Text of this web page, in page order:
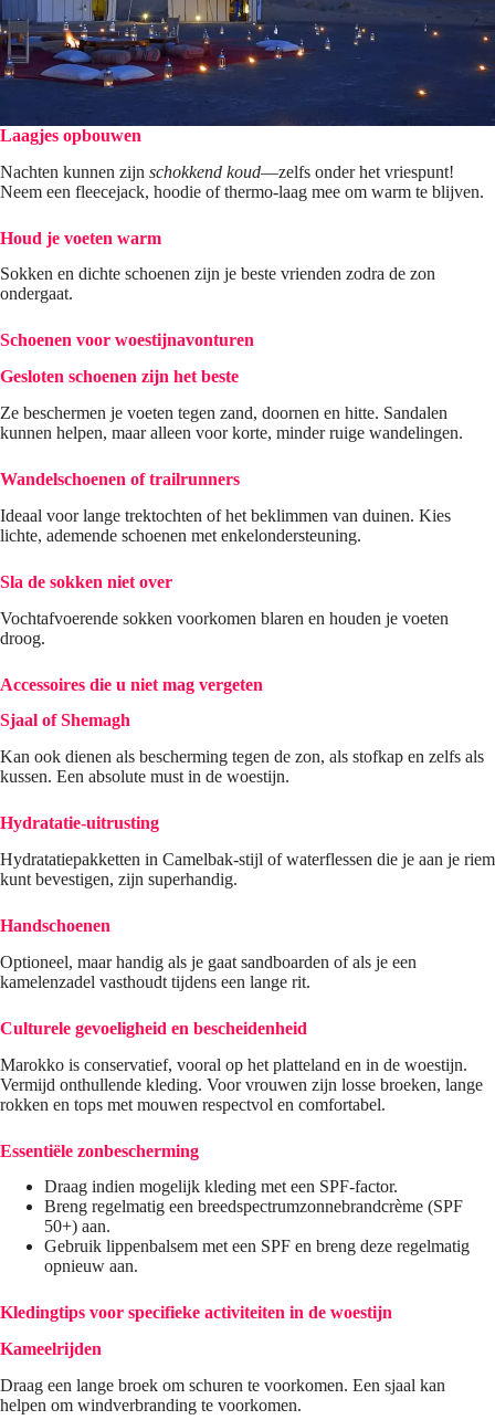
Laagjes opbouwen
Nachten kunnen zijn schokkend koud—zelfs onder het vriespunt!
Neem een ​​fleecejack, hoodie of thermo-laag mee om warm te blijven.
Houd je voeten warm
Sokken en dichte schoenen zijn je beste vrienden zodra de zon
ondergaat.
Schoenen voor woestijnavonturen
Gesloten schoenen zijn het beste
Ze beschermen je voeten tegen zand, doornen en hitte. Sandalen
kunnen helpen, maar alleen voor korte, minder ruige wandelingen.
Wandelschoenen of trailrunners
Ideaal voor lange trektochten of het beklimmen van duinen. Kies
lichte, ademende schoenen met enkelondersteuning.
Sla de sokken niet over
Vochtafvoerende sokken voorkomen blaren en houden je voeten
droog.
Accessoires die u niet mag vergeten
Sjaal of Shemagh
Kan ook dienen als bescherming tegen de zon, als stofkap en zelfs als
kussen. Een absolute must in de woestijn.
Hydratatie-uitrusting
Hydratatiepakketten in Camelbak-stijl of waterflessen die je aan je riem
kunt bevestigen, zijn superhandig.
Handschoenen
Optioneel, maar handig als je gaat sandboarden of als je een
kamelenzadel vasthoudt tijdens een lange rit.
Culturele gevoeligheid en bescheidenheid
Marokko is conservatief, vooral op het platteland en in de woestijn.
Vermijd onthullende kleding. Voor vrouwen zijn losse broeken, lange
rokken en tops met mouwen respectvol en comfortabel.
Essentiële zonbescherming
Draag indien mogelijk kleding met een SPF-factor.
Breng regelmatig een breedspectrumzonnebrandcrème (SPF
50+) aan.
Gebruik lippenbalsem met een SPF en breng deze regelmatig
opnieuw aan.
Kledingtips voor specifieke activiteiten in de woestijn
Kameelrijden
Draag een lange broek om schuren te voorkomen. Een sjaal kan
helpen om windverbranding te voorkomen.